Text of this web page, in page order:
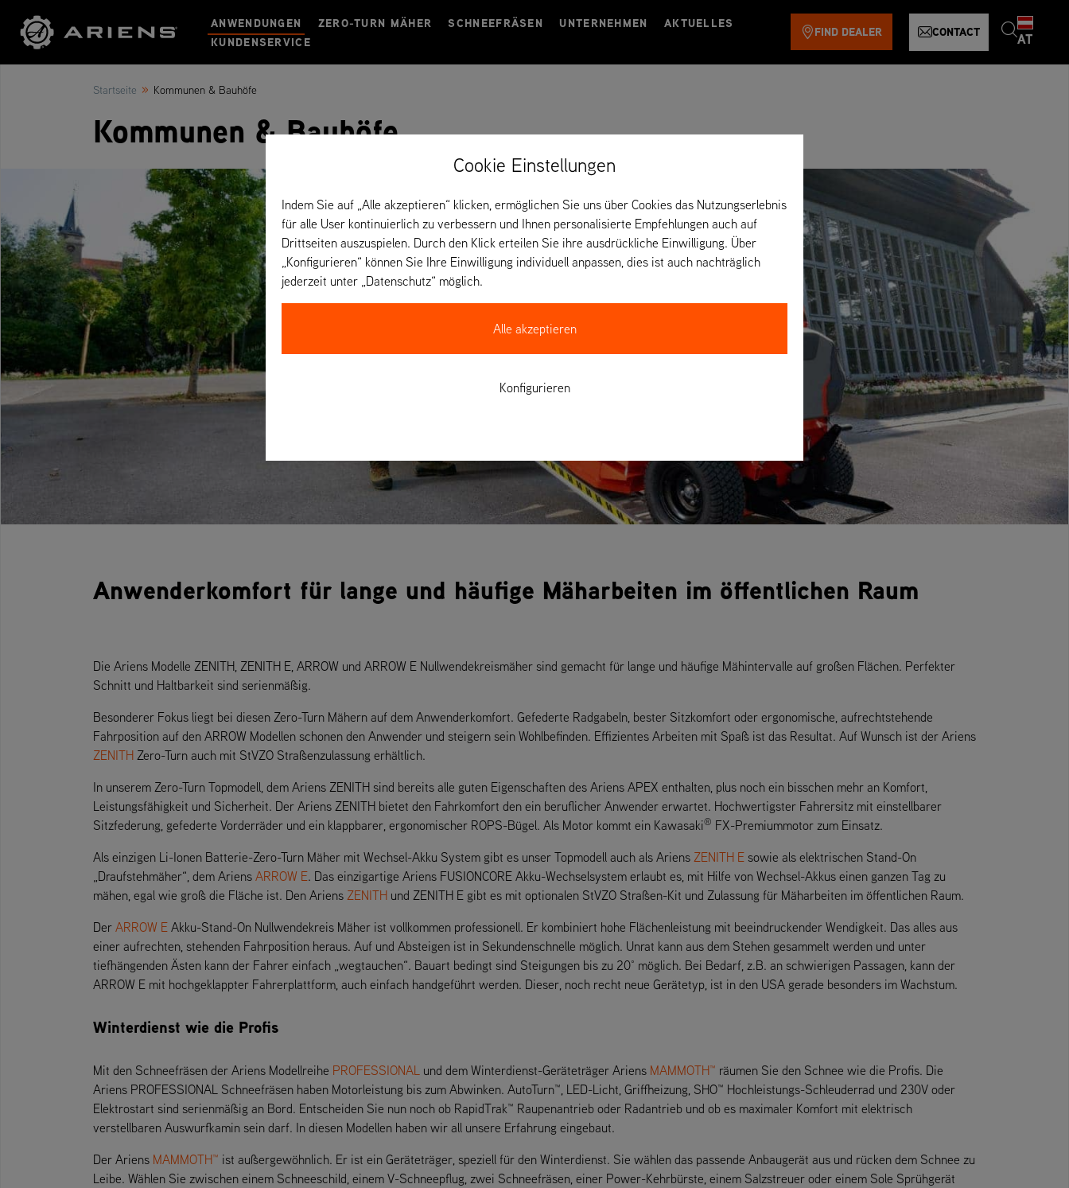
ANWENDUNGEN ZERO-TURN MÄHER SCHNEEFRÄSEN UNTERNEHMEN
AKTUELLES
KUNDENSERVICE
FIND DEALER CONTACT AT
Startseite » Kommunen & Bauhöfe
Kommunen & Bauhöfe
Anwenderkomfort für lange und häufige Mäharbeiten im öffentlichen Raum
Die Ariens Modelle ZENITH, ZENITH E, ARROW und ARROW E Nullwendekreismäher sind gemacht für lange und häufige Mähintervalle auf großen Flächen. Perfekter
Schnitt und Haltbarkeit sind serienmäßig.
Besonderer Fokus liegt bei diesen Zero-Turn Mähern auf dem Anwenderkomfort. Gefederte Radgabeln, bester Sitzkomfort oder ergonomische, aufrechtstehende
Fahrposition auf den ARROW Modellen schonen den Anwender und steigern sein Wohlbefinden. Effizientes Arbeiten mit Spaß ist das Resultat. Auf Wunsch ist der Ariens
ZENITH Zero-Turn auch mit StVZO Straßenzulassung erhältlich.
In unserem Zero-Turn Topmodell, dem Ariens ZENITH sind bereits alle guten Eigenschaften des Ariens APEX enthalten, plus noch ein bisschen mehr an Komfort,
Leistungsfähigkeit und Sicherheit. Der Ariens ZENITH bietet den Fahrkomfort den ein beruflicher Anwender erwartet. Hochwertigster Fahrersitz mit einstellbarer
Sitzfederung, gefederte Vorderräder und ein klappbarer, ergonomischer ROPS-Bügel. Als Motor kommt ein Kawasaki® FX-Premiummotor zum Einsatz.
Als einzigen Li-Ionen Batterie-Zero-Turn Mäher mit Wechsel-Akku System gibt es unser Topmodell auch als Ariens ZENITH E sowie als elektrischen Stand-On
„Draufstehmäher“, dem Ariens ARROW E. Das einzigartige Ariens FUSIONCORE Akku-Wechselsystem erlaubt es, mit Hilfe von Wechsel-Akkus einen ganzen Tag zu
mähen, egal wie groß die Fläche ist. Den Ariens ZENITH und ZENITH E gibt es mit optionalen StVZO Straßen-Kit und Zulassung für Mäharbeiten im öffentlichen Raum.
Der ARROW E Akku-Stand-On Nullwendekreis Mäher ist vollkommen professionell. Er kombiniert hohe Flächenleistung mit beeindruckender Wendigkeit. Das alles aus
einer aufrechten, stehenden Fahrposition heraus. Auf und Absteigen ist in Sekundenschnelle möglich. Unrat kann aus dem Stehen gesammelt werden und unter
tiefhängenden Ästen kann der Fahrer einfach „wegtauchen“. Bauart bedingt sind Steigungen bis zu 20° möglich. Bei Bedarf, z.B. an schwierigen Passagen, kann der
ARROW E mit hochgeklappter Fahrerplattform, auch einfach handgeführt werden. Dieser, noch recht neue Gerätetyp, ist in den USA gerade besonders im Wachstum.
Winterdienst wie die Profis
Mit den Schneefräsen der Ariens Modellreihe PROFESSIONAL und dem Winterdienst-Geräteträger Ariens MAMMOTH™ räumen Sie den Schnee wie die Profis. Die
Ariens PROFESSIONAL Schneefräsen haben Motorleistung bis zum Abwinken. AutoTurn™, LED-Licht, Griffheizung, SHO™ Hochleistungs-Schleuderrad und 230V oder
Elektrostart sind serienmäßig an Bord. Entscheiden Sie nun noch ob RapidTrak™ Raupenantrieb oder Radantrieb und ob es maximaler Komfort mit elektrisch
verstellbaren Auswurfkamin sein darf. In diesen Modellen haben wir all unsere Erfahrung eingebaut.
Der Ariens MAMMOTH™ ist außergewöhnlich. Er ist ein Geräteträger, speziell für den Winterdienst. Sie wählen das passende Anbaugerät aus und rücken dem Schnee zu
Leibe. Wählen Sie zwischen einem Schneeschild, einem V-Schneepflug, zwei Schneefräsen, einer Power-Kehrbürste, einem Salzstreuer oder einem Sole Sprühgerät
Cookie Einstellungen
Indem Sie auf „Alle akzeptieren“ klicken, ermöglichen Sie uns über Cookies das Nutzungserlebnis
für alle User kontinuierlich zu verbessern und Ihnen personalisierte Empfehlungen auch auf
Drittseiten auszuspielen. Durch den Klick erteilen Sie ihre ausdrückliche Einwilligung. Über
„Konfigurieren“ können Sie Ihre Einwilligung individuell anpassen, dies ist auch nachträglich
jederzeit unter „Datenschutz“ möglich.
Alle akzeptieren
Konfigurieren